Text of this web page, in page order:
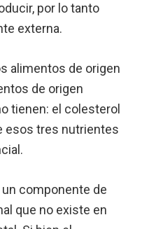
por lo tanto
externa.
alimentos de origen
de origen
tienen: el colesterol
esos tres nutrientes
componente de
que no existe en